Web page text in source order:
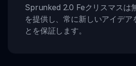
Sprunked 2.0 Feクリスマスは
を提供し、常に新しいアイデア
とを保証します。